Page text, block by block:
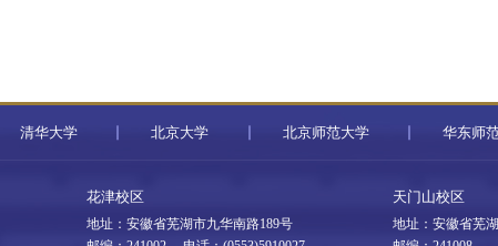
清华大学 北京大学 北京师范大学 华东师
花津校区
地址：安徽省芜湖市九华南路189号
天门山校区
地址：安徽省芜